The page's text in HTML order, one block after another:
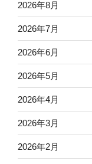
2026年8月
2026年7月
2026年6月
2026年5月
2026年4月
2026年3月
2026年2月